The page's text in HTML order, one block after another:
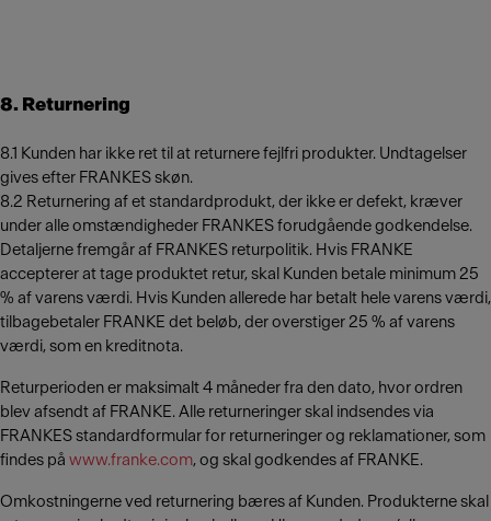
8. Returnering
8.1 Kunden har ikke ret til at returnere fejlfri produkter. Undtagelser
gives efter FRANKES skøn.
8.2 Returnering af et standardprodukt, der ikke er defekt, kræver
under alle omstændigheder FRANKES forudgående godkendelse.
Detaljerne fremgår af FRANKES returpolitik. Hvis FRANKE
accepterer at tage produktet retur, skal Kunden betale minimum 25
% af varens værdi. Hvis Kunden allerede har betalt hele varens værdi,
tilbagebetaler FRANKE det beløb, der overstiger 25 % af varens
værdi, som en kreditnota.
Returperioden er maksimalt 4 måneder fra den dato, hvor ordren
blev afsendt af FRANKE. Alle returneringer skal indsendes via
FRANKES standardformular for returneringer og reklamationer, som
findes på www.franke.com, og skal godkendes af FRANKE.
Omkostningerne ved returnering bæres af Kunden. Produkterne skal